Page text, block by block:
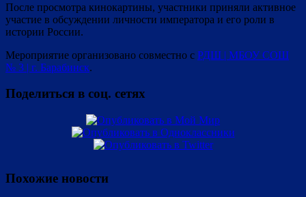
После просмотра кинокартины, участники приняли активное
участие в обсуждении личности императора и его роли в
истории России.
Мероприятие организовано совместно с РДШ | МБОУ СОШ
№ 3 | г. Барабинск.
Поделиться в соц. сетях
Похожие новости